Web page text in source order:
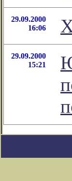
29.09.2000
16:06
29.09.2000
15:21